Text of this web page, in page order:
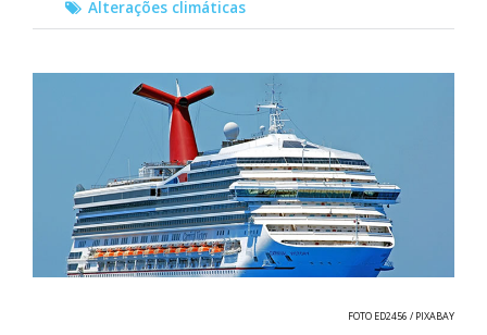
Alterações climáticas
FOTO ED2456 / PIXABAY